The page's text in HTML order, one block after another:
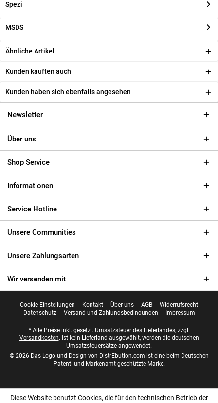
Spezi
MSDS
Ähnliche Artikel
Kunden kauften auch
Kunden haben sich ebenfalls angesehen
Newsletter
Über uns
Shop Service
Informationen
Service Hotline
Unsere Communities
Unsere Zahlungsarten
Wir versenden mit
Cookie-Einstellungen Kontakt Über uns AGB
Widerrufsrecht
Datenschutz
Versand und Zahlungsbedingungen Impressum
* Alle Preise inkl. gesetzl. Umsatzsteuer des Lieferlandes, zzgl.
Versandkosten. Ist kein Lieferland ausgewählt, werden die deutschen
Umsatzsteuersätze angewendet.
© 2026 Das Logo und Design von DistrEbution.com ist eine beim Deutschen
Patent- und Markenamt geschützte Marke.
Diese Website benutzt Cookies, die für den technischen Betrieb der